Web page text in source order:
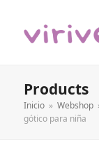
Products
Inicio » Webshop
gótico para niña